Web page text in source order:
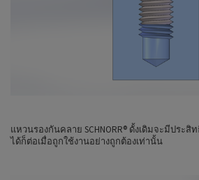
แหวนรองกันคลาย SCHNORR® ดั้งเดิมจะมีประ
ได้ก็ต่อเมื่อถูกใช้งานอย่างถูกต้องเท่านั้น